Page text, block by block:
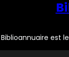
Biblioannuaire est